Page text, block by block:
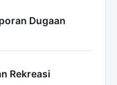
Dugaan
Rekreasi